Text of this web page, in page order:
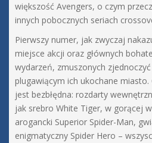
większość Avengers, o czym
innych pobocznych seriach
Pierwszy numer, jak zwyczaj
miejsce akcji oraz głównych
wydarzeń, zmuszonych
plugawiącym ich ukochane
jest bezbłędna: rozdarty
jak srebro White Tiger, w gorącej
arogancki Superior Spider-Man,
enigmatyczny Spider Hero –